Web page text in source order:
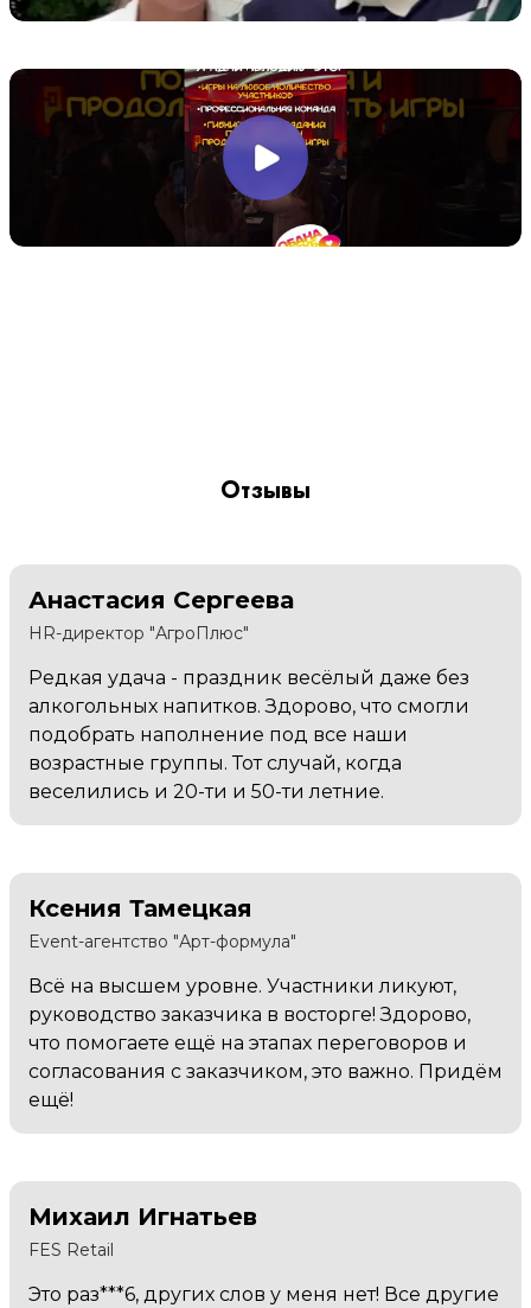
Отзывы
Анастасия Сергеева
HR-директор "АгроПлюс"
Редкая удача - праздник весёлый даже без
алкогольных напитков. Здорово, что смогли
подобрать наполнение под все наши
возрастные группы. Тот случай, когда
веселились и 20-ти и 50-ти летние.
Ксения Тамецкая
Event-агентство "Арт-формула"
Всё на высшем уровне. Участники ликуют,
руководство заказчика в восторге! Здорово,
что помогаете ещё на этапах переговоров и
согласования с заказчиком, это важно. Придём
ещё!
Михаил Игнатьев
FES Retail
Это раз***6, других слов у меня нет! Все другие